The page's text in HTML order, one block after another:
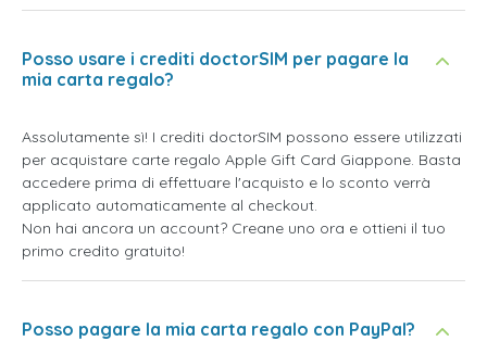
Posso usare i crediti doctorSIM per pagare la
mia carta regalo?
Assolutamente sì! I crediti doctorSIM possono essere utilizzati
per acquistare carte regalo Apple Gift Card Giappone. Basta
accedere prima di effettuare l'acquisto e lo sconto verrà
applicato automaticamente al checkout.
Non hai ancora un account? Creane uno ora e ottieni il tuo
primo credito gratuito!
Posso pagare la mia carta regalo con PayPal?